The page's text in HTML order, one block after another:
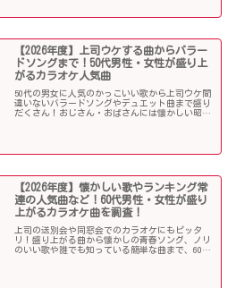
【2026年度】上司ウケする曲からバラー
ドソングまで！50代男性・女性が盛り上
がるカラオケ人気曲
50代の男女に人気のかっこいい歌から上司ウケ間
違いないバラードソングやデュエット曲まで盛り
だくさん！おじさん・おばさんには懐かしい昭和
【2026年度】懐かしい歌やランキング常
連の人気曲など！60代男性・女性が盛り
上がるカラオケ曲を調査！
上司の送別会や同窓会でのカラオケにもピッタ
リ！盛り上がる曲から懐かしの青春ソング、ノリ
のいい歌や誰でも知っている簡単な曲まで、60代